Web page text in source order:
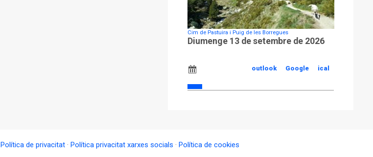
Cim de Pastuira i Puig de les Borregues
Diumenge 13 de setembre de 2026
ical
Google
outlook
Política de privacitat· Política privacitat xarxes socials · Política de cookies